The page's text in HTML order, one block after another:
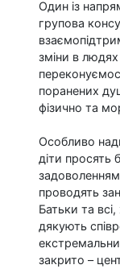
Один із
групова
зміни в людях
поранених
фізично та
Особливо
діти просять
задоволенням
проводять
Батьки та
дякують
закрито –